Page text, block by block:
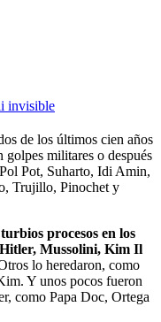
invisible
de los últimos cien años
militares o después
Pot, Suharto, Idi Amin,
Trujillo, Pinochet y
procesos en los
Hitler, Mussolini, Kim Il
lo heredaron, como
Y unos pocos fueron
como Papa Doc, Ortega